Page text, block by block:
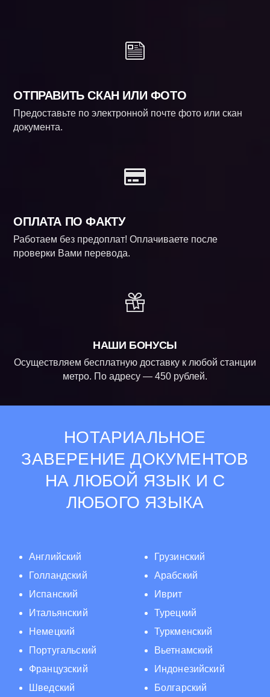
ОТПРАВИТЬ СКАН ИЛИ ФОТО
Предоставьте по электронной почте фото или скан
документа.
ОПЛАТА ПО ФАКТУ
Работаем без предоплат! Оплачиваете после
проверки Вами перевода.
НАШИ БОНУСЫ
Осуществляем бесплатную доставку к любой станции
метро. По адресу — 450 рублей.
НОТАРИАЛЬНОЕ
ЗАВЕРЕНИЕ ДОКУМЕНТОВ
НА ЛЮБОЙ ЯЗЫК И С
ЛЮБОГО ЯЗЫКА
Английский
Голландский
Испанский
Итальянский
Немецкий
Португальский
Французский
Шведский
Грузинский
Арабский
Иврит
Турецкий
Туркменский
Вьетнамский
Индонезийский
Болгарский